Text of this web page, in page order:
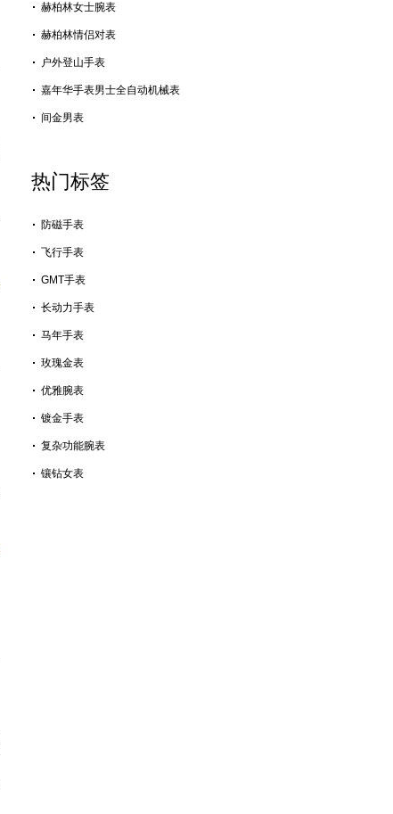
赫柏林女士腕表
赫柏林情侣对表
户外登山手表
嘉年华手表男士全自动机械表
间金男表
热门标签
防磁手表
飞行手表
GMT手表
长动力手表
马年手表
玫瑰金表
优雅腕表
镀金手表
复杂功能腕表
镶钻女表